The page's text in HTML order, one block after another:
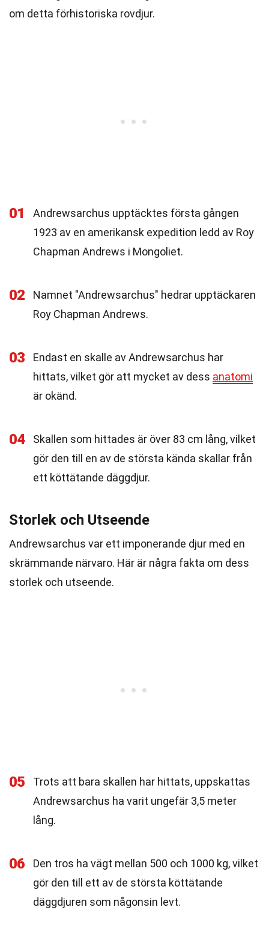
om detta förhistoriska rovdjur.
01
Andrewsarchus upptäcktes första gången
1923 av en amerikansk expedition ledd av Roy
Chapman Andrews i Mongoliet.
02
Namnet "Andrewsarchus" hedrar upptäckaren
Roy Chapman Andrews.
03
Endast en skalle av Andrewsarchus har
hittats, vilket gör att mycket av dess anatomi
är okänd.
04
Skallen som hittades är över 83 cm lång, vilket
gör den till en av de största kända skallar från
ett köttätande däggdjur.
Storlek och Utseende
Andrewsarchus var ett imponerande djur med en
skrämmande närvaro. Här är några fakta om dess
storlek och utseende.
05
Trots att bara skallen har hittats, uppskattas
Andrewsarchus ha varit ungefär 3,5 meter
lång.
06
Den tros ha vägt mellan 500 och 1000 kg, vilket
gör den till ett av de största köttätande
däggdjuren som någonsin levt.